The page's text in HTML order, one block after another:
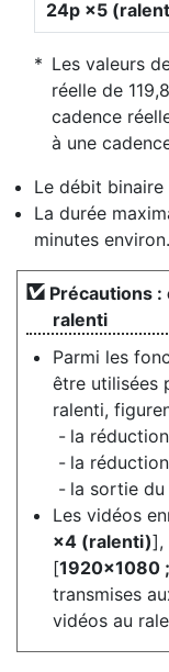
24p ×5
Les valeurs
réelle de
cadence
à une
Le débit
La durée
minutes environ.
Précautions
ralenti
Parmi les
être utilisées
ralenti,
la
la
la sortie
Les vidéos
×4 (ralenti)],
[1920×1080
transmises
vidéos au